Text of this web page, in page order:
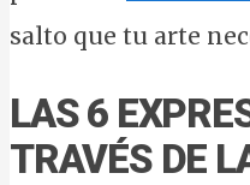
salto que tu arte
LAS 6
TRAVÉS DE